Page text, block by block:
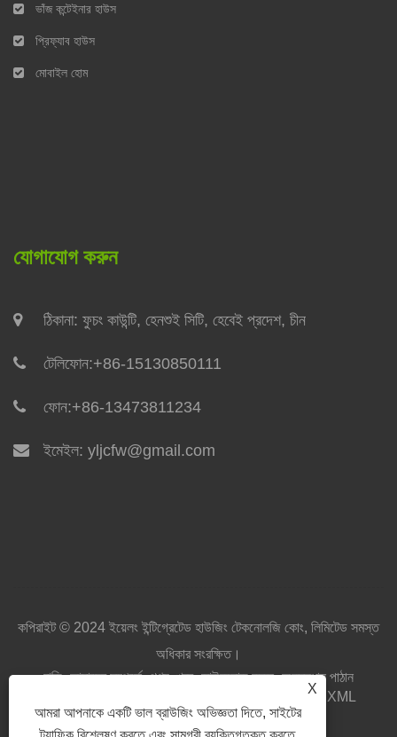
ভাঁজ কন্টেইনার হাউস
প্রিফ্যাব হাউস
মোবাইল হোম
যোগাযোগ করুন
ঠিকানা: ফুচং কাউন্টি, হেনশুই সিটি, হেবেই প্রদেশ, চীন
টেলিফোন:+86-15130850111
ফোন:+86-13473811234
ইমেইল: yljcfw@gmail.com
কপিরাইট © 2024 ইয়েলং ইন্টিগ্রেটেড হাউজিং টেকনোলজি কোং, লিমিটেড সমস্ত
অধিকার সংরক্ষিত।
বাড়ি আমাদের সম্পর্কে পণ্য খবর ডাউনলোড করুন অনুসন্ধান পাঠান
RSS
XML
Privacy Policy
X
আমরা আপনাকে একটি ভাল ব্রাউজিং অভিজ্ঞতা দিতে, সাইটের